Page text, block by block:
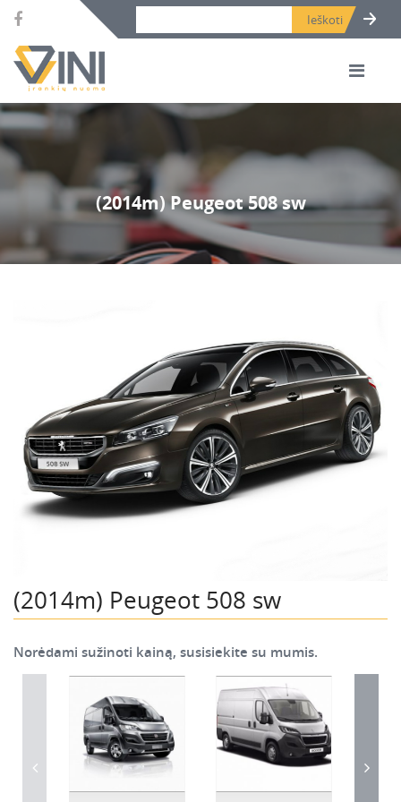
Search bar place.
(2014m) Peugeot 508 sw
(2014m) Peugeot 508 sw
Norėdami sužinoti kainą, susisiekite su mumis.